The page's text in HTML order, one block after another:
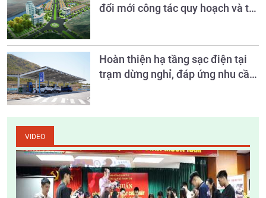
đổi mới công tác quy hoạch và tổ
Hoàn thiện hạ tầng sạc điện tại
trạm dừng nghỉ, đáp ứng nhu cầu
VIDEO